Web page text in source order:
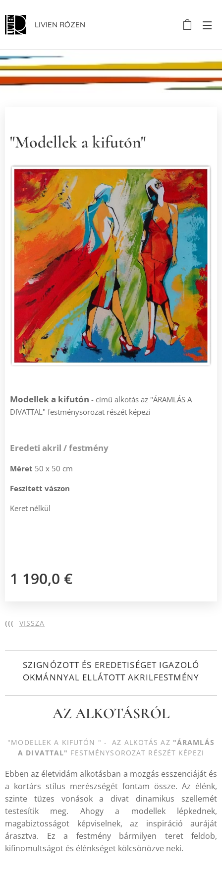
LIVIEN RÓZEN
"Modellek a kifutón"
Modellek a kifutón - című alkotás az "ÁRAMLÁS A
DIVATTAL" festménysorozat részét képezi
Eredeti akril / festmény
Méret 50 x 50 cm
Feszített vászon
Keret nélkül
1 190,0 €
((( VISSZA
SZIGNÓZOTT ÉS EREDETISÉGET IGAZOLÓ
OKMÁNNYAL ELLÁTOTT AKRILFESTMÉNY
AZ ALKOTÁSRÓL
"MODELLEK A KIFUTÓN " - AZ ALKOTÁS AZ "ÁRAMLÁS
A DIVATTAL" FESTMÉNYSOROZAT RÉSZÉT KÉPEZI
Ebben az életvidám alkotásban a mozgás esszenciáját és
a kortárs stílus merészségét fontam össze. Az élénk,
szinte tüzes vonások a divat dinamikus szellemét
testesítik meg. Ahogy a modellek lépkednek,
magabiztosságot képviselnek, az inspiráció auráját
árasztva. Ez a festmény bármilyen teret feldob,
kifinomultságot és élénkséget kölcsönözve neki.